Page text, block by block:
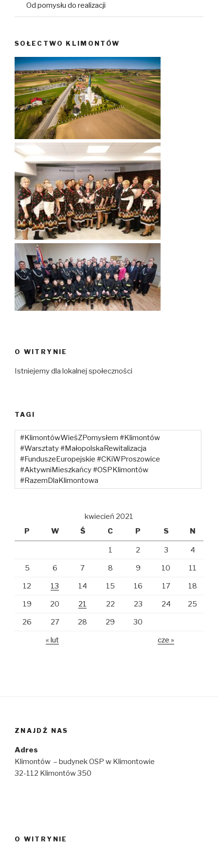
Od pomysłu do realizacji
SOŁECTWO KLIMONTÓW
O WITRYNIE
Istniejemy dla lokalnej społeczności
TAGI
#KlimontówWieśZPomysłem #Klimontów
#Warsztaty #MałopolskaRewitalizacja
#FunduszeEuropejskie #CKiWProszowice
#AktywniMieszkańcy #OSPKlimontów
#RazemDlaKlimontowa
kwiecień 2021
P
W Ś C P S N
1 2 3 4
5 6 7 8 9 10 11
12 13 14 15 16 17 18
19 20 21 22 23 24 25
26 27 28 29 30
« lut cze »
ZNAJDŹ NAS
Adres
Klimontów – budynek OSP w Klimontowie
32-112 Klimontów 350
O WITRYNIE